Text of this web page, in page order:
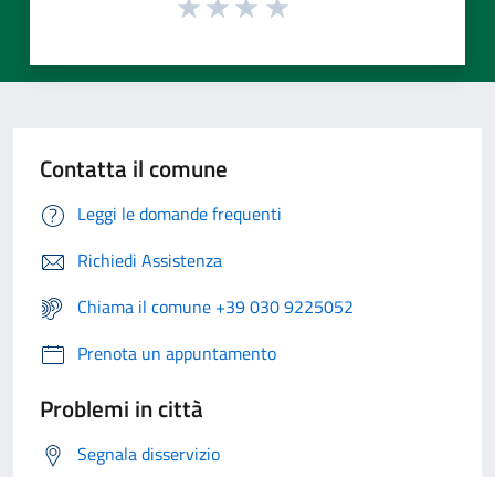
Contatta il comune
Leggi le domande frequenti
Richiedi Assistenza
Chiama il comune +39 030 9225052
Prenota un appuntamento
Problemi in città
Segnala disservizio